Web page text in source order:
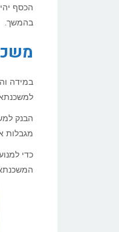
הכסף
בהמשך.
במידה
הבנק
מגבלות
כדי
המשכנתא